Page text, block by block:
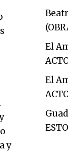
y
El
El